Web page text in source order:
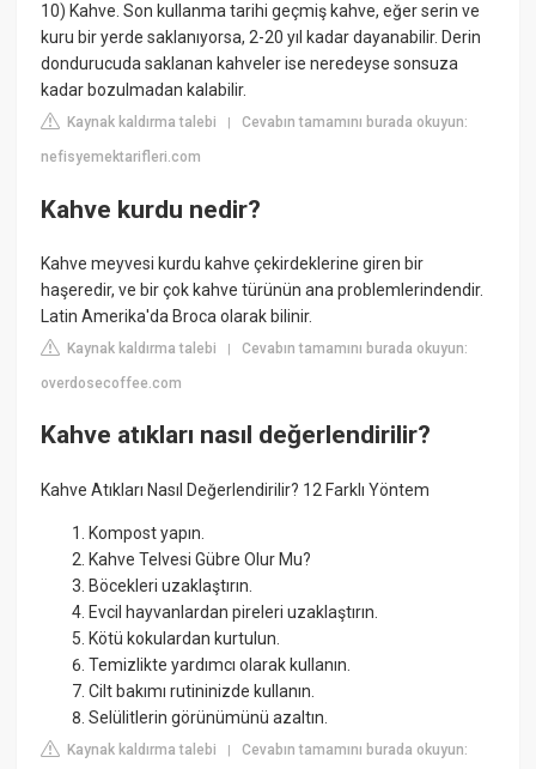
10) Kahve. Son kullanma tarihi geçmiş kahve, eğer serin ve
kuru bir yerde saklanıyorsa, 2-20 yıl kadar dayanabilir. Derin
dondurucuda saklanan kahveler ise neredeyse sonsuza
kadar bozulmadan kalabilir.
Kaynak kaldırma talebi |Cevabın tamamını burada okuyun:
nefisyemektarifleri.com
Kahve kurdu nedir?
Kahve meyvesi kurdu kahve çekirdeklerine giren bir
haşeredir, ve bir çok kahve türünün ana problemlerindendir.
Latin Amerika'da Broca olarak bilinir.
Kaynak kaldırma talebi |Cevabın tamamını burada okuyun:
overdosecoffee.com
Kahve atıkları nasıl değerlendirilir?
Kahve Atıkları Nasıl Değerlendirilir? 12 Farklı Yöntem
Kompost yapın.
Kahve Telvesi Gübre Olur Mu?
Böcekleri uzaklaştırın.
Evcil hayvanlardan pireleri uzaklaştırın.
Kötü kokulardan kurtulun.
Temizlikte yardımcı olarak kullanın.
Cilt bakımı rutininizde kullanın.
Selülitlerin görünümünü azaltın.
Kaynak kaldırma talebi |Cevabın tamamını burada okuyun: